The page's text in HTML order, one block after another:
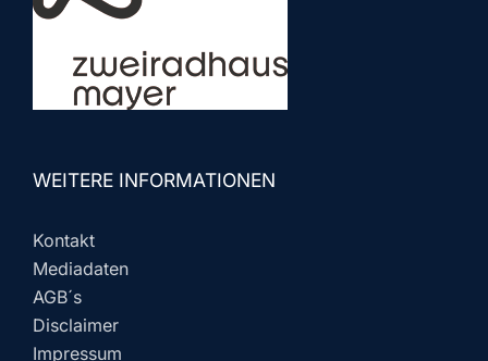
WEITERE INFORMATIONEN
Kontakt
Mediadaten
AGB´s
Disclaimer
Impressum